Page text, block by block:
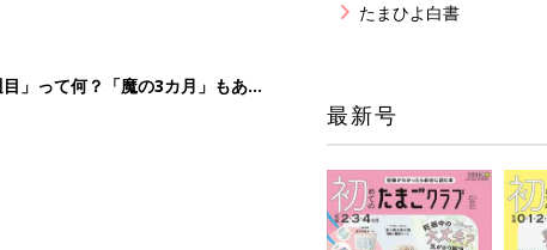
」って何？「魔の3カ月」もある
たまひよ白書
最新号